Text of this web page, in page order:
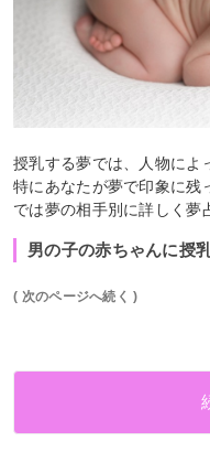
授乳する夢では、人物によ
特にあなたが夢で印象に残
では夢の相手別に詳しく夢
男の子の赤ちゃんに授
( 次のページへ続く )